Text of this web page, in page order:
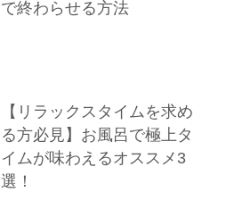
で終わらせる方法
【リラックスタイムを求め
る方必見】お風呂で極上タ
イムが味わえるオススメ3
選！